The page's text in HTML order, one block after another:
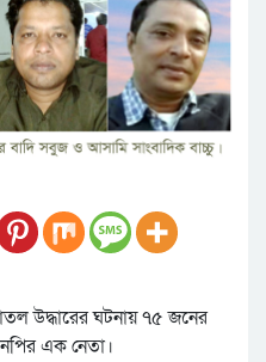
উদ্ধারের ঘটনায় ৭৫ জনের
এক নেতা।